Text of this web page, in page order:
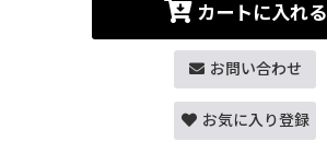
カートに入れる
お問い合わせ
お気に入り登録